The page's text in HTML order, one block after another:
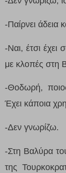
-Παίρνει άδεια
-Ναι, έτσι έχει
με κλοπές στη
-Θοδωρή,
Έχει κάποια
-Δεν γνωρίζω.
-Στη Βαλύρα
της